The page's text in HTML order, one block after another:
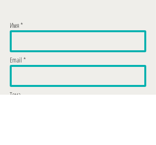
Имя *
Email *
Тема